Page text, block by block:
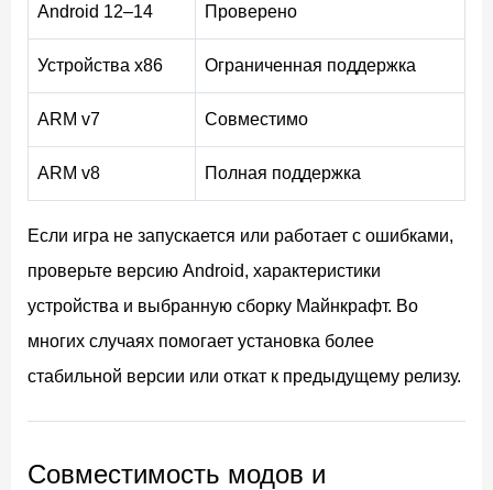
Android 12–14 Проверено
Устройства x86 Ограниченная поддержка
ARM v7 Совместимо
ARM v8 Полная поддержка
Если игра не запускается или работает с ошибками,
проверьте версию Android, характеристики
устройства и выбранную сборку Майнкрафт. Во
многих случаях помогает установка более
стабильной версии или откат к предыдущему релизу.
Совместимость модов и